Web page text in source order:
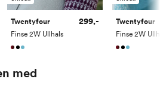
142-150 82-85 174-182
150-158 82-85 174-182
Twentyfour
Finse 2W Ullhals
299,-
Twentyfour
Finse 2W
med